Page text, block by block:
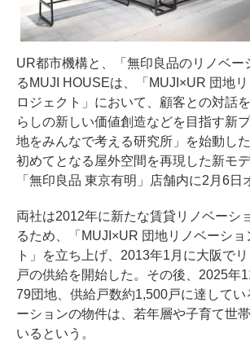
UR都市機構と、「無印良品のリノベー
るMUJI HOUSEは、「MUJI×UR 団地
ロジェクト」において、顧客との対話
らしの新しい価値創造などを目指す新
地をみんなで考える研究所」を始動し
初めてとなる屋外空間を再現した新モデ
「無印良品 東京有明」店舗内に2月6日
両社は2012年に新たな賃貸リノベーシ
るため、「MUJI×UR 団地リノベーショ
ト」を立ち上げ、2013年1月に大阪で
戸の供給を開始した。その後、2025年
79団地、供給戸数約1,500戸に達してい
ーションの物件は、若年層や子育て世
いるという。